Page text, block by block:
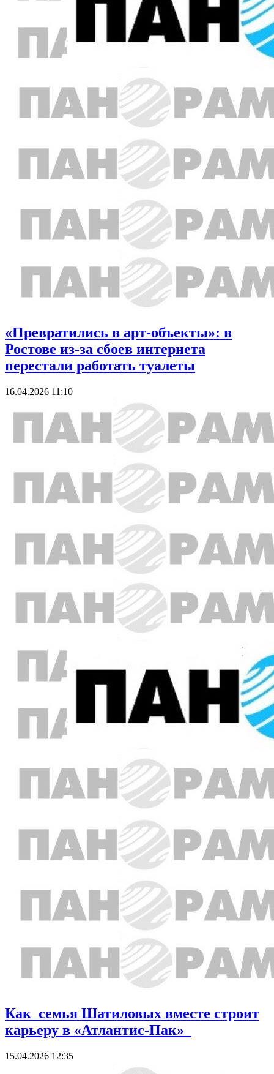
«Превратились в арт-объекты»: в
Ростове из-за сбоев интернета
перестали работать туалеты
16.04.2026 11:10
Как семья Шатиловых вместе строит
карьеру в «Атлантис-Пак»
15.04.2026 12:35